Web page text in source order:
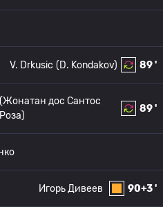
89 '
(D. Kondakov)
V. Drkusic
89 '
(Жонатан дос Сантос
Роза)
90+3 '
Игорь Дивеев